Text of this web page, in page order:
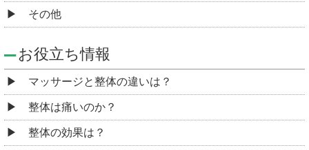
その他
お役立ち情報
マッサージと整体の違いは？
整体は痛いのか？
整体の効果は？